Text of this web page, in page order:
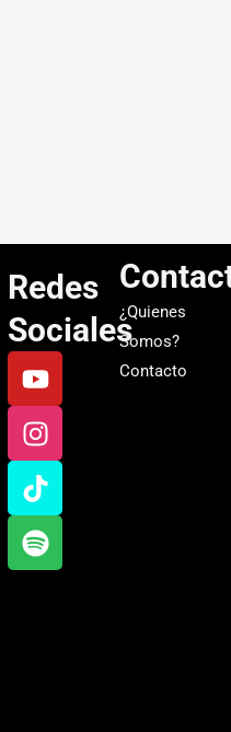
Redes
Sociales
Y
o
u
t
u
b
e
I
n
s
t
a
g
r
a
T
i
k
t
o
k
S
p
o
t
i
f
y
¿Quienes
Somos?
Contacto